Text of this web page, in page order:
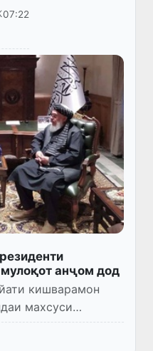
07:22
анҷом дод
кишварамон
махсуси
оид ба
ба Кобул